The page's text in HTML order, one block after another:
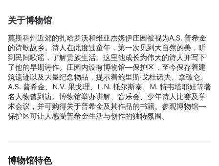
关于博物馆
莫斯科州近郊的扎哈罗沃和维亚杰姆伊庄园被视为A.S. 普希金
的诗歌故乡。诗人在此度过童年，第一次见到大自然的美，听
到民间歌谣，了解贵族生活。这里他成长为伟大的诗人并写下
了他的早期诗作。庄园内设有博物馆—保护区，至今保存着建
筑遗迹以及大量纪念物品，提示着鲍里斯·戈杜诺夫、拿破仑、
A.S. 普希金、N.V. 果戈理、L.N. 托尔斯泰、M. 特韦塔耶娃等著
名人物曾到访。博物馆举办讲解、音乐会、少年诗人比赛及学
术会议，并可购得关于普希金及其作品的书籍。参观博物馆—
保护区可让人感受普希金生活与创作的独特氛围。
博物馆特色